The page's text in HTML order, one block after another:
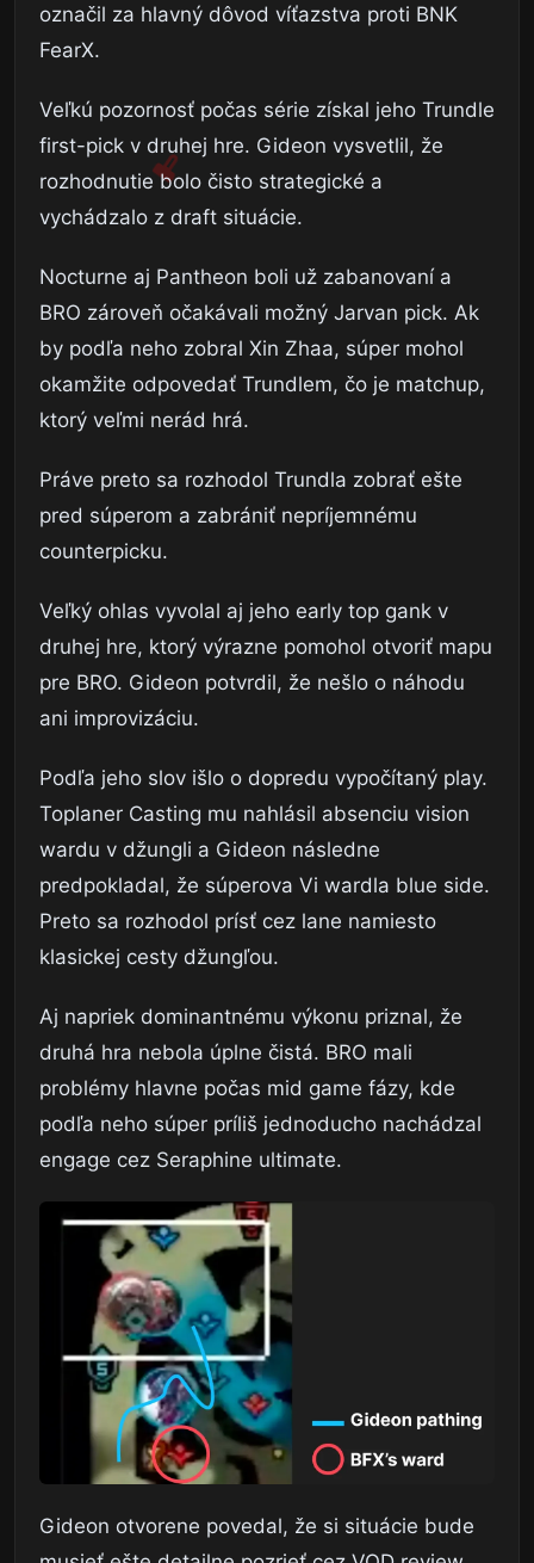
označil za hlavný dôvod víťazstva proti BNK
FearX.
Veľkú pozornosť počas série získal jeho Trundle
first-pick v druhej hre. Gideon vysvetlil, že
rozhodnutie bolo čisto strategické a
vychádzalo z draft situácie.
Nocturne aj Pantheon boli už zabanovaní a
BRO zároveň očakávali možný Jarvan pick. Ak
by podľa neho zobral Xin Zhaa, súper mohol
okamžite odpovedať Trundlem, čo je matchup,
ktorý veľmi nerád hrá.
Práve preto sa rozhodol Trundla zobrať ešte
pred súperom a zabrániť nepríjemnému
counterpicku.
Veľký ohlas vyvolal aj jeho early top gank v
druhej hre, ktorý výrazne pomohol otvoriť mapu
pre BRO. Gideon potvrdil, že nešlo o náhodu
ani improvizáciu.
Podľa jeho slov išlo o dopredu vypočítaný play.
Toplaner Casting mu nahlásil absenciu vision
wardu v džungli a Gideon následne
predpokladal, že súperova Vi wardla blue side.
Preto sa rozhodol prísť cez lane namiesto
klasickej cesty džungľou.
Aj napriek dominantnému výkonu priznal, že
druhá hra nebola úplne čistá. BRO mali
problémy hlavne počas mid game fázy, kde
podľa neho súper príliš jednoducho nachádzal
engage cez Seraphine ultimate.
Gideon otvorene povedal, že si situácie bude